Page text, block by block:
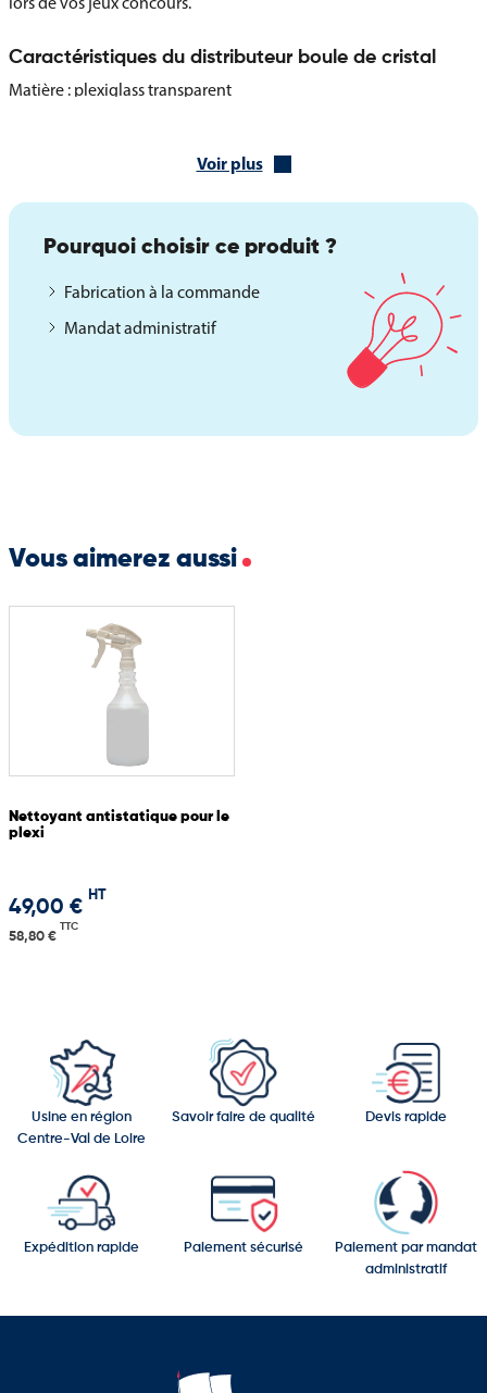
Caractéristiques du distributeur boule de cristal
Matière : plexiglass transparent
Version diamètre 40 cm – fente largeur 15 cm
Avantages du distributeur boule de cristal pour vos
Le distributeur boule de cristal est une solution polyvalente pour
dynamiser vos opérations événementielles et offrir une
expérience participative attractive. Sa transparence et sa stabilité
Visibilité maximale du contenu grâce au plexiglass
Parfait pour les animations commerciales et tirages au sort
Voir plus
Pourquoi choisir ce produit ?
Fabrication à la commande
Mandat administratif
Vous aimerez aussi
Nettoyant antistatique pour le
plexi
49,00 €
HT
58,80 €
TTC
Usine en région
Centre-Val de Loire
Savoir faire de qualité Devis rapide
Expédition rapide Paiement sécurisé
Paiement par mandat
administratif